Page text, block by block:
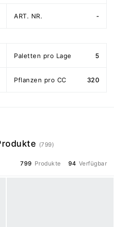
ART. NR. -
Paletten pro Lage 5
Pflanzen pro CC 320
(799)
799 Produkte 94 Verfügbar